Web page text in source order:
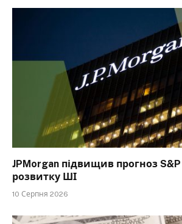
JPMorgan підвищив прогноз
розвитку ШІ
10 Серпня 2026